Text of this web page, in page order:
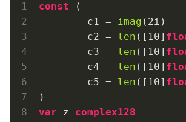
const (
	c1 =
imag ( 2i
	c2 =
len ([ 10]
	c3 =
len ([ 10]
	c4 =
len ([ 10]
	c5 =
len ([ 10]
var z complex128